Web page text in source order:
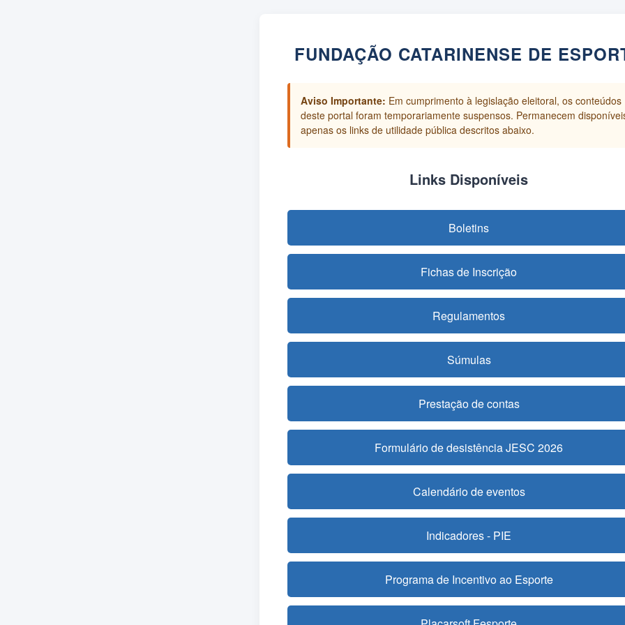
FUNDAÇÃO CATARINENSE DE
Aviso Importante: Em cumprimento à legislação eleitoral, os conteúdos
deste portal foram temporariamente suspensos. Permanecem
apenas os links de utilidade pública descritos abaixo.
Links Disponíveis
Boletins
Fichas de Inscrição
Regulamentos
Súmulas
Prestação de contas
Formulário de desistência JESC 2026
Calendário de eventos
Indicadores - PIE
Programa de Incentivo ao Esporte